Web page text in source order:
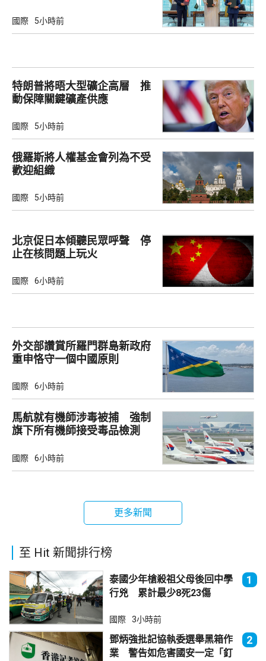
國際 5小時前
特朗普將晤大型礦企高層 推
動保障關鍵礦產供應
國際 5小時前
俄羅斯將人權基金會列為不受
歡迎組織
國際 5小時前
北京促日本傾聽民眾呼聲 停
止在核問題上玩火
國際 6小時前
外交部讚賞所羅門群島新政府
重申恪守一個中國原則
國際 6小時前
馬航就有機師涉毒被捕 強制
旗下所有機師接受毒品檢測
國際 6小時前
更多新聞
至 Hit 新聞排行榜
泰國少年槍殺祖父母後回中學
行兇 累計最少8死23傷
1
國際 3小時前
鄧炳強批記協執委選舉黑箱作
業 警告如危害國安一定「釘
2